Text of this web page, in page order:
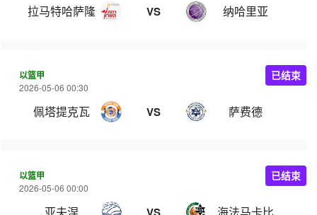
拉马特哈萨隆 VS 纳哈里亚
以篮甲
2026-05-06 00:30
佩塔提克瓦 VS 萨费德
已结束
以篮甲
2026-05-06 00:00
已结束